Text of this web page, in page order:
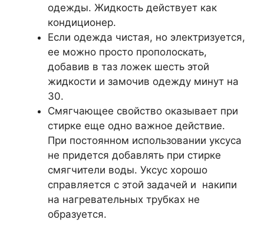
одежды. Жидкость действует как
кондиционер.
Если одежда чистая, но электризуется,
ее можно просто прополоскать,
добавив в таз ложек шесть этой
жидкости и замочив одежду минут на
30.
Смягчающее свойство оказывает при
стирке еще одно важное действие.
При постоянном использовании уксуса
не придется добавлять при стирке
смягчители воды. Уксус хорошо
справляется с этой задачей и накипи
на нагревательных трубках не
образуется.